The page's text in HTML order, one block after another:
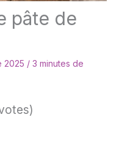
pâte de
2025 / 3 minutes de